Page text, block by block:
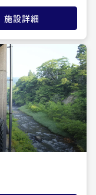
施設詳細